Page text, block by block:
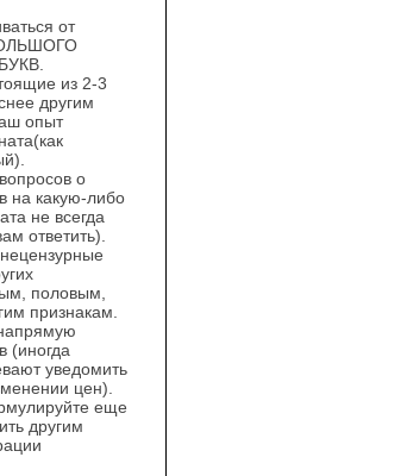
от
из 2-3
другим
опыт
о
на какую-либо
не всегда
ответить).
половым,
признакам.
(иногда
уведомить
цен).
еще
другим